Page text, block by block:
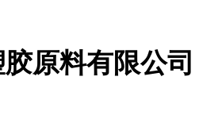
原料有限公司